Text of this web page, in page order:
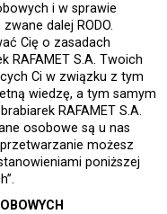
i w sprawie
dalej RODO.
Cię o zasadach
RAFAMET S.A. Twoich
Ci w związku z tym
wiedzę, a tym samym
RAFAMET S.A.
osobowe są u nas
możesz
poniższej